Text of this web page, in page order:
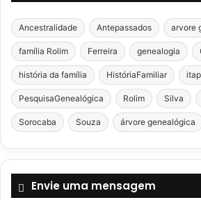
Ancestralidade Antepassados arvore
família Rolim Ferreira genealogia
história da família HistóriaFamiliar
PesquisaGenealógica Rolim Silva
Sorocaba Souza árvore genealógica
Envie uma mensagem